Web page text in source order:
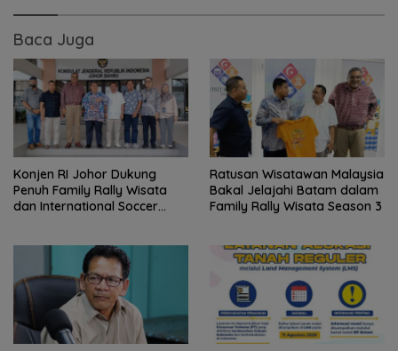
Baca Juga
Konjen RI Johor Dukung
Penuh Family Rally Wisata
dan International Soccer
Ratusan Wisatawan Malaysia
Bakal Jelajahi Batam dalam
Family Rally Wisata Season 3